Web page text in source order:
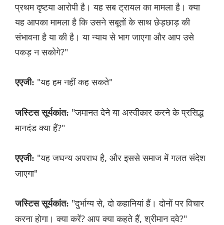
प्रथम दृष्टया आरोपी है। यह सब ट्रायल का मामला है। क्या
यह आपका मामला है कि उसने सबूतों के साथ छेड़छाड़ की
संभावना है या की है। या न्याय से भाग जाएगा और आप उसे
पकड़ न सकोगे?"
एएजी: "यह हम नहीं कह सकते"
जस्टिस सूर्यकांत: "जमानत देने या अस्वीकार करने के प्रसिद्ध
मानदंड क्या हैं?"
एएजी: "यह जघन्य अपराध है, और इससे समाज में गलत संदेश
जाएगा"
जस्टिस सूर्यकांत: "दुर्भाग्य से, दो कहानियां हैं। दोनों पर विचार
करना होगा। क्या करें? आप क्या कहते हैं, श्रीमान दवे?"